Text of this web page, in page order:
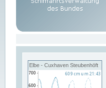
Elbe - Cuxhaven Steubenhöft